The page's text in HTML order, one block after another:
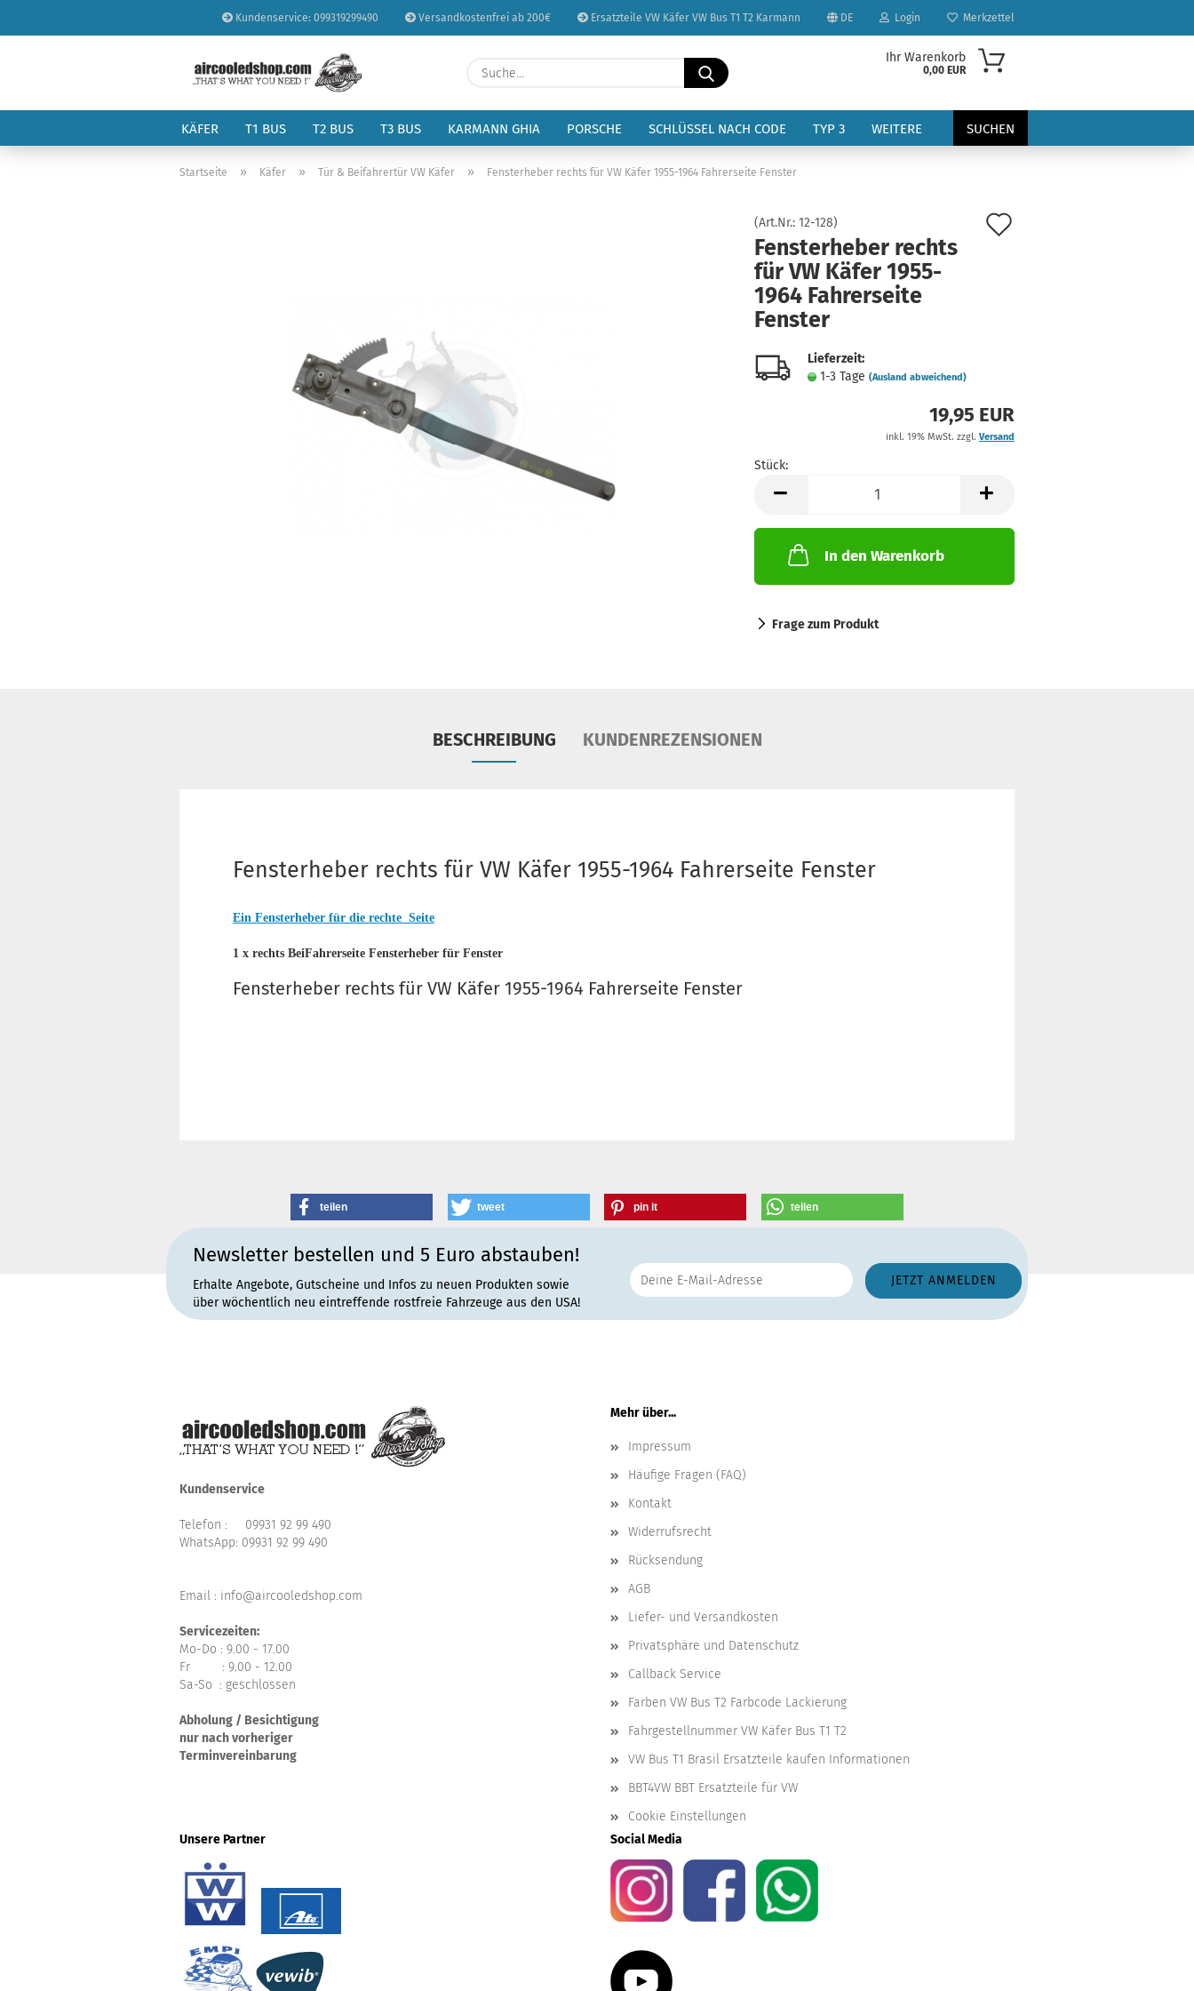
Kundenservice: 099319299490 Versandkostenfrei ab 200€ Ersatzteile VW Käfer VW Bus T1 T2 Karmann DE
Sprache auswählen
Lieferland
Login
Passwort
Konto erstellen
Passwort vergessen?
Merkzettel
Suche...
Ihr Warenkorb
0,00 EUR
KÄFER T1 BUS T2 BUS T3 BUS KARMANN GHIA PORSCHE SCHLÜSSEL NACH CODE TYP 3 SUCHEN
WEITERE
Startseite » Käfer » Tür & Beifahrertür VW Käfer » Fensterheber rechts für VW Käfer 1955-1964 Fahrerseite Fenster
(Art.Nr.: 12-128)
Fensterheber rechts
für VW Käfer 1955-
1964 Fahrerseite
Fenster
Lieferzeit:
1-3 Tage (Ausland abweichend)
19,95 EUR
inkl. 19% MwSt. zzgl. Versand
Stück:
Stück
In den Warenkorb
Frage zum Produkt
BESCHREIBUNG KUNDENREZENSIONEN
Fensterheber rechts für VW Käfer 1955-1964 Fahrerseite Fenster
Ein Fensterheber für die rechte Seite
1 x rechts BeiFahrerseite Fensterheber für Fenster
Fensterheber rechts für VW Käfer 1955-1964 Fahrerseite Fenster
teilen tweet pin it teilen
Newsletter bestellen und 5 Euro abstauben!
Erhalte Angebote, Gutscheine und Infos zu neuen Produkten sowie
über wöchentlich neu eintreffende rostfreie Fahrzeuge aus den USA!
Kundenservice
Telefon : 09931 92 99 490
WhatsApp: 09931 92 99 490
Email : info@aircooledshop.com
Servicezeiten:
Mo-Do : 9.00 - 17.00
Fr : 9.00 - 12.00
Sa-So : geschlossen
Abholung / Besichtigung
nur nach vorheriger
Terminvereinbarung
Mehr über...
Impressum
Häufige Fragen (FAQ)
Kontakt
Widerrufsrecht
Rücksendung
AGB
Liefer- und Versandkosten
Privatsphäre und Datenschutz
Callback Service
Farben VW Bus T2 Farbcode Lackierung
Fahrgestellnummer VW Käfer Bus T1 T2
VW Bus T1 Brasil Ersatzteile kaufen Informationen
BBT4VW BBT Ersatzteile für VW
Cookie Einstellungen
Unsere Partner
Social Media